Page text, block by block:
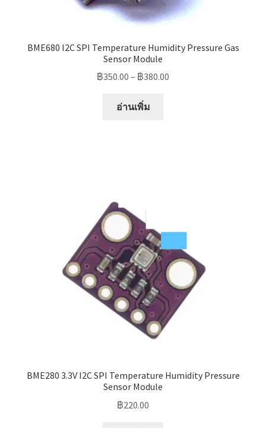
BME680 I2C SPI Temperature Humidity Pressure Gas
Sensor Module
฿350.00 – ฿380.00
อ่านเพิ่ม
BME280 3.3V I2C SPI Temperature Humidity Pressure
Sensor Module
฿220.00